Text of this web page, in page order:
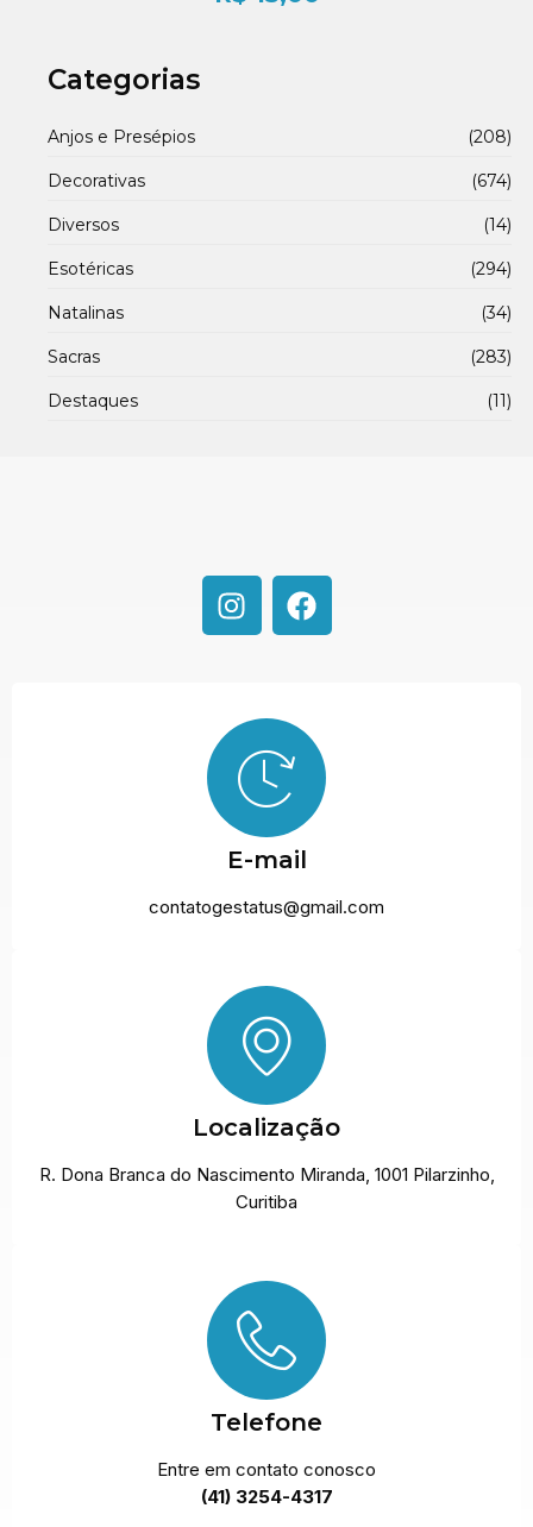
Categorias
Anjos e Presépios (208)
Decorativas (674)
Diversos (14)
Esotéricas (294)
Natalinas (34)
Sacras (283)
Destaques (11)
E-mail
contatogestatus@gmail.com
Localização
R. Dona Branca do Nascimento Miranda, 1001 Pilarzinho,
Curitiba
Telefone
Entre em contato conosco
(41) 3254-4317